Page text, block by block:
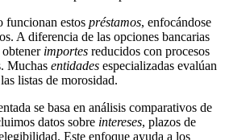
funcionan estos préstamos, enfocándose
A diferencia de las opciones bancarias
importes reducidos con procesos
Muchas entidades especializadas evalúan
listas de morosidad.
se basa en análisis comparativos de
datos sobre intereses, plazos de
Este enfoque ayuda a los